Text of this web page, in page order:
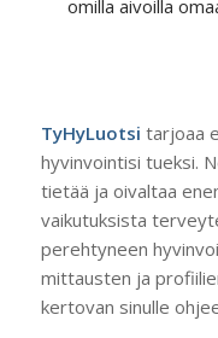
omilla aivoilla
TyHyLuotsi tarjoaa
hyvinvointisi tueksi.
tietää ja oivaltaa
vaikutuksista
perehtyneen
mittausten ja
kertovan sinulle